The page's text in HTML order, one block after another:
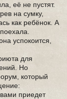
её не пустят.
на сумку,
как ребёнок. А
успокоится,
для
Но
который
приедет